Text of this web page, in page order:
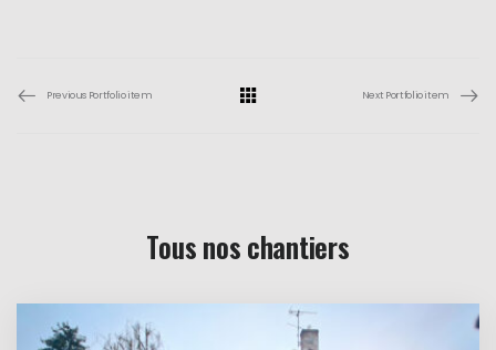
Previous Portfolio item Next Portfolio item
Tous nos chantiers